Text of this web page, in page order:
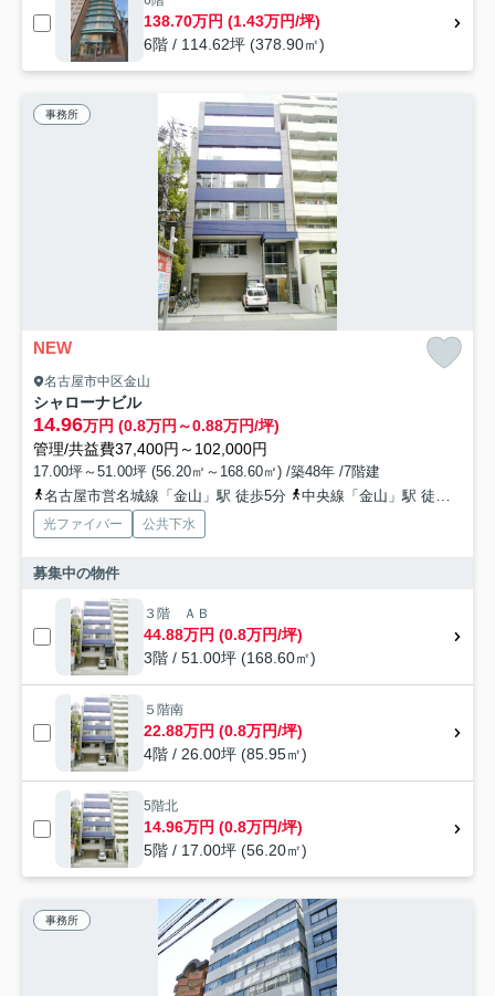
138.70万円 (1.43万円/坪)
6階 / 114.62坪 (378.90㎡)
事務所
NEW
名古屋市中区金山
シャローナビル
14.96万円 (0.8万円～0.88万円/坪)
管理/共益費37,400円～102,000円
17.00坪～51.00坪 (56.20㎡～168.60㎡) /築48年 /7階建
名古屋市営名城線「金山」駅 徒歩5分
中央線「金山」駅 徒歩5分
光ファイバー 公共下水
募集中の物件
３階 ＡＢ
44.88万円 (0.8万円/坪)
3階 / 51.00坪 (168.60㎡)
５階南
22.88万円 (0.8万円/坪)
4階 / 26.00坪 (85.95㎡)
5階北
14.96万円 (0.8万円/坪)
5階 / 17.00坪 (56.20㎡)
事務所